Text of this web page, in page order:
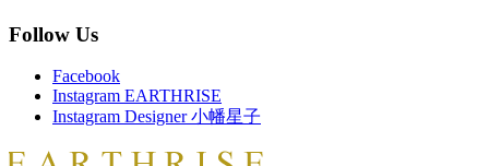
Follow Us
Facebook
Instagram EARTHRISE
Instagram Designer 小幡星子